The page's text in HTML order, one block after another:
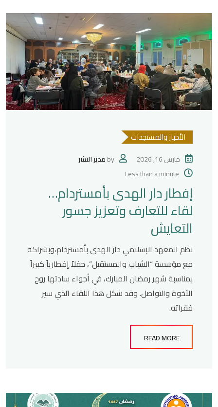
الأخبار والمستجدات
مارس 16, 2026 byمدير النشر
Less than a minute
إفطار دار الهدى بأمستردام…
لقاء للتعارف وتعزيز جسور
التعايش
نظم المعهد الإسلامي دار الهدى بأمستردام،وبشراكة
مع مؤسسة “الشباب والمستقبل”، حفلاً إفطارياً كبيراً
بمناسبة شهر رمضان المبارك، في أجواء سادتها روح
الأخوة والتواصل. وقد شكل هذا اللقاء الذي سير
فقراته.
READ MORE